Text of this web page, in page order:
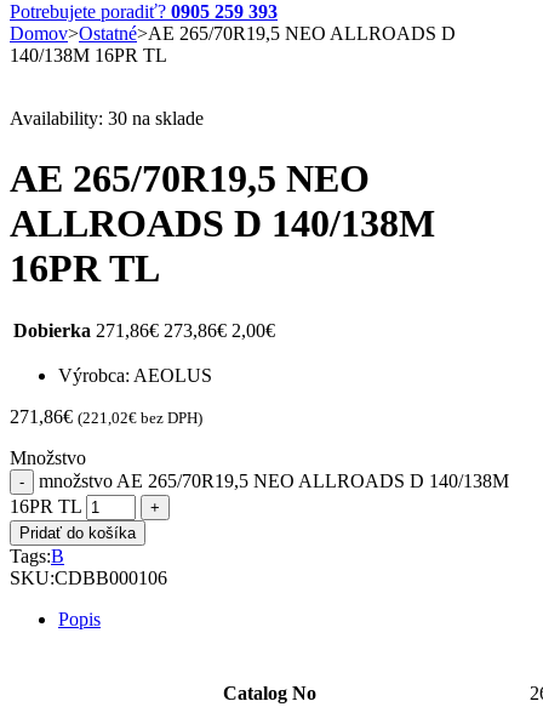
Potrebujete poradiť? 0905 259 393
Domov>Ostatné>AE 265/70R19,5 NEO ALLROADS D
140/138M 16PR TL
Availability: 30 na sklade
AE 265/70R19,5 NEO
ALLROADS D 140/138M
16PR TL
Dobierka 271,86€ 273,86€ 2,00€
Výrobca: AEOLUS
271,86€ (221,02€ bez DPH)
Množstvo
množstvo AE 265/70R19,5 NEO ALLROADS D 140/138M
16PR TL
Pridať do košíka
Tags:B
SKU:CDBB000106
Popis
Catalog No